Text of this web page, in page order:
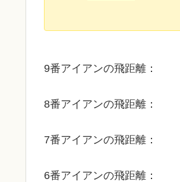
9番アイアンの飛距離：
8番アイアンの飛距離：
7番アイアンの飛距離：
6番アイアンの飛距離：